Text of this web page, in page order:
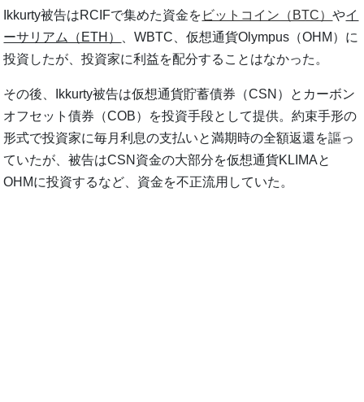
Ikkurty被告はRCIFで集めた資金を ビットコイン（BTC）やイ
ーサリアム（ETH）
、WBTC、仮想通貨Olympus（OHM）に
投資したが、投資家に利益を配分することはなかった。
その後、Ikkurty被告は仮想通貨貯蓄債券（CSN）とカーボン
オフセット債券（COB）を投資手段として提供。約束手形の
形式で投資家に毎月利息の支払いと満期時の全額返還を謳っ
ていたが、被告はCSN資金の大部分を仮想通貨KLIMAと
OHMに投資するなど、資金を不正流用していた。